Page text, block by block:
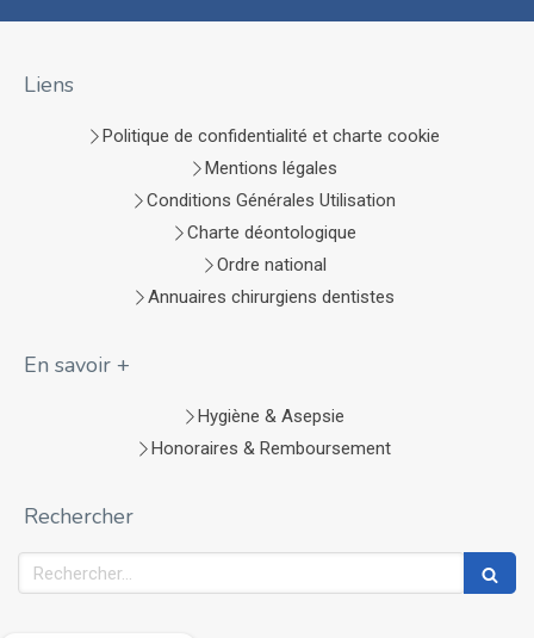
Liens
Politique de confidentialité et charte cookie
Mentions légales
Conditions Générales Utilisation
Charte déontologique
Ordre national
Annuaires chirurgiens dentistes
En savoir +
Hygiène & Asepsie
Honoraires & Remboursement
Rechercher
Rechercher